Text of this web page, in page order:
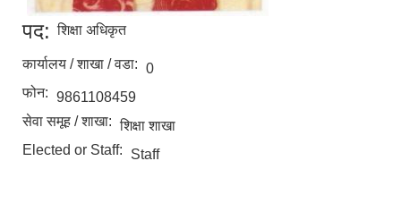
पद: शिक्षा अधिकृत
कार्यालय / शाखा / वडा: 0
फोन: 9861108459
सेवा समूह / शाखा: शिक्षा शाखा
Elected or Staff:
Staff